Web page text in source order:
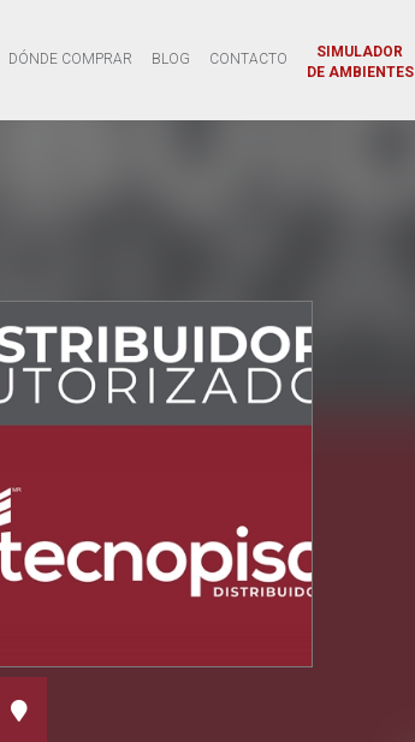
DÓNDE COMPRAR BLOG CONTACTO
SIMULADOR
DE AMBIENTES